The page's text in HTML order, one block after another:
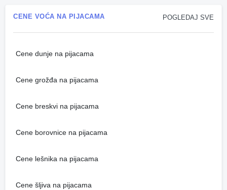
POGLEDAJ SVE
CENE VOĆA NA PIJACAMA
Cene dunje na pijacama
Cene grožđa na pijacama
Cene breskvi na pijacama
Cene borovnice na pijacama
Cene lešnika na pijacama
Cene šljiva na pijacama